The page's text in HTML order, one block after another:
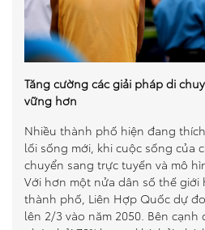
Tăng cường các giải pháp di
vững hơn
Nhiều thành phố hiện đang
lối sống mới, khi cuộc sống của
chuyển sang trực tuyến và mô
Với hơn một nửa dân số thế giới
thành phố, Liên Hợp Quốc dự
lên 2/3 vào năm 2050. Bên